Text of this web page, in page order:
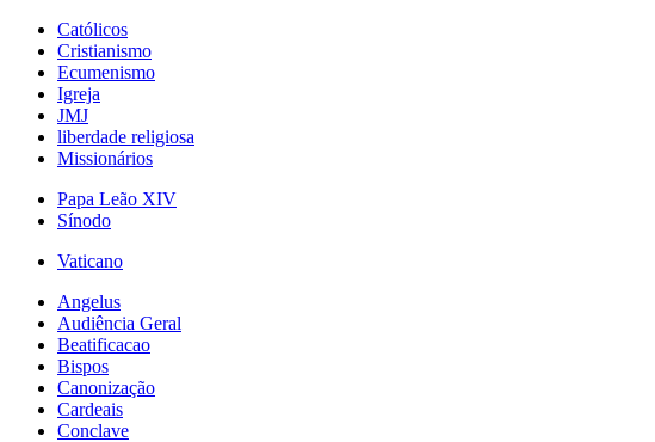
Católicos
Cristianismo
Ecumenismo
Igreja
JMJ
liberdade religiosa
Missionários
Papa Leão XIV
Sínodo
Vaticano
Angelus
Audiência Geral
Beatificacao
Bispos
Canonização
Cardeais
Conclave